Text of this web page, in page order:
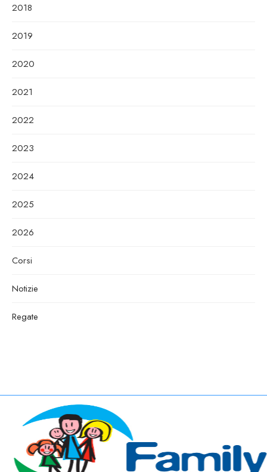
2018
2019
2020
2021
2022
2023
2024
2025
2026
Corsi
Notizie
Regate